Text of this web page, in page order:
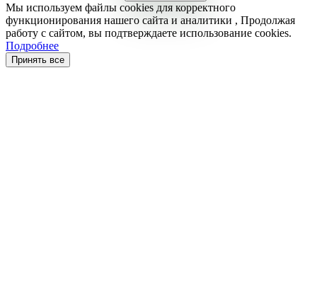
Мы используем файлы cookies для корректного
функционирования нашего сайта и аналитики , Продолжая
работу с сайтом, вы подтверждаете использование cookies.
Подробнее
Принять все